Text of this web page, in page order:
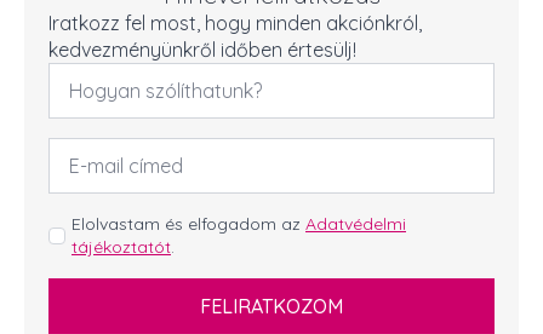
Iratkozz fel most, hogy minden akciónkról,
kedvezményünkről időben értesülj!
Név
Email
cím
GDPR
*
Elolvastam és elfogadom az Adatvédelmi
tájékoztatót.
FELIRATKOZOM